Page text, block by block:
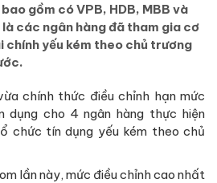
gồm có VPB, HDB, MBB và
các ngân hàng đã tham gia cơ
yếu kém theo chủ trương
chính thức điều chỉnh hạn mức
dụng cho 4 ngân hàng thực hiện
chức tín dụng yếu kém theo chủ
lần này, mức điều chỉnh cao nhất